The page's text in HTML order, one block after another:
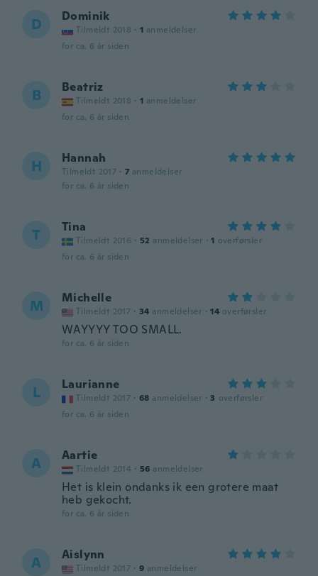
D Dominik
Tilmeldt 2018 · 1 anmeldelser
for ca. 6 år siden
B Beatriz
Tilmeldt 2018 · 1 anmeldelser
for ca. 6 år siden
H Hannah
Tilmeldt 2017 · 7 anmeldelser
for ca. 6 år siden
T Tina
Tilmeldt 2016 · 52 anmeldelser · 1 overførsler
for ca. 6 år siden
M Michelle
Tilmeldt 2017 · 34 anmeldelser · 14 overførsler
WAYYYY TOO SMALL.
for ca. 6 år siden
L Laurianne
Tilmeldt 2017 · 68 anmeldelser · 3 overførsler
for ca. 6 år siden
A Aartie
Tilmeldt 2014 · 56 anmeldelser
Het is klein ondanks ik een grotere maat
heb gekocht.
for ca. 6 år siden
A Aislynn
Tilmeldt 2017 · 9 anmeldelser